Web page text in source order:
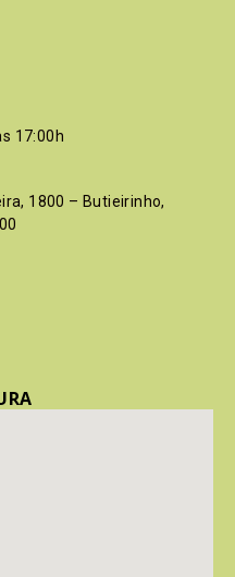
17:00h
1800 – Butieirinho,